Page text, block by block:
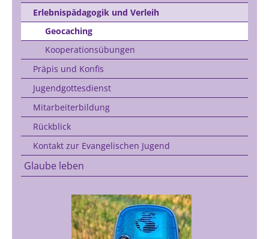
Erlebnispädagogik und Verleih
Geocaching
Kooperationsübungen
Präpis und Konfis
Jugendgottesdienst
Mitarbeiterbildung
Rückblick
Kontakt zur Evangelischen Jugend
Glaube leben